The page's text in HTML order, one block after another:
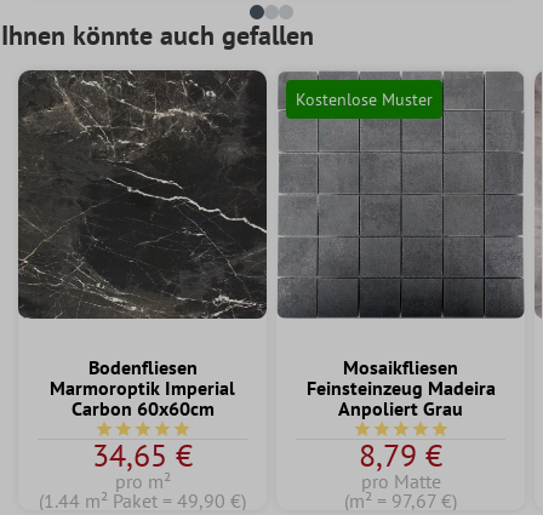
Ihnen könnte auch gefallen
Bodenfliesen
Marmoroptik Imperial
Carbon 60x60cm
Durchschnittliche Bewertung von 5 von 5 Sternen
34,65 €
pro m²
(1.44 m² Paket = 49,90 €)
Kostenlose Muster
Mosaikfliesen
Feinsteinzeug Madeira
Anpoliert Grau
Durchschnittliche
8,79 €
pro Matte
(m² = 97,67 €)